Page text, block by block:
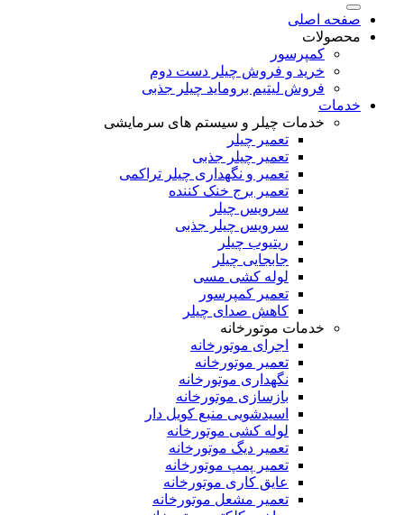
صفحه اصلی
محصولات
کمپرسور
خرید و فروش چیلر دست دوم
فروش لیتیم بروماید چیلر جذبی
خدمات
خدمات چیلر و سیستم های سرمایشی
تعمیر چیلر
تعمیر چیلر جذبی
تعمیر و نگهداری چیلر تراکمی
تعمیر برج خنک کننده
سرویس چیلر
سرویس چیلر جذبی
ریتیوب چیلر
جابجایی چیلر
لوله کشی مسی
تعمیر کمپرسور
کاهش صدای چیلر
خدمات موتورخانه
اجرای موتورخانه
تعمیر موتورخانه
نگهداری موتورخانه
بازسازی موتورخانه
اسیدشویی منبع کویل دار
لوله کشی موتورخانه
تعمیر دیگ موتورخانه
تعمیر پمپ موتورخانه
عایق کاری موتورخانه
تعمیر مشعل موتورخانه